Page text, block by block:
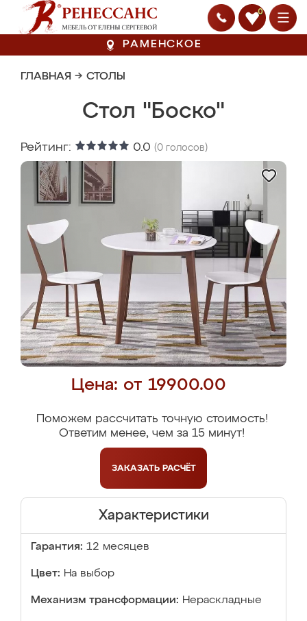
0
РАМЕНСКОЕ
ГЛАВНАЯ → СТОЛЫ
Стол "Боско"
Рейтинг: 0.0 (0 голосов)
Цена: от 19900.00
Поможем рассчитать точную стоимость!
Ответим менее, чем за 15 минут!
ЗАКАЗАТЬ РАСЧЁТ
Характеристики
Гарантия: 12 месяцев
Цвет: На выбор
Механизм трансформации: Нераскладные